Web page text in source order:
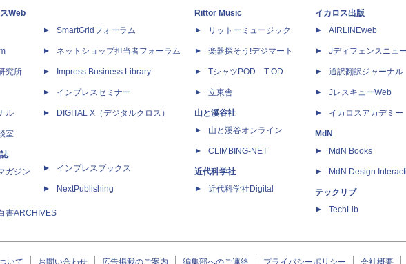
Web
究所
ル
室
ガジン
書ARCHIVES
SmartGridフォーラム
ネットショップ担当者フォーラム
Impress Business Library
インプレスセミナー
DIGITAL X（デジタルクロス）
インプレスブックス
NextPublishing
Rittor Music
リットーミュージック
楽器探そう!デジマート
TシャツPOD T-OD
立東舎
山と溪谷社
山と溪谷オンライン
CLIMBING-NET
近代科学社
近代科学社Digital
イカロス出版
AIRLINEweb
Jディフェンスニュ
通訳翻訳ジャーナル
JレスキューWeb
イカロスアカデミー
MdN
MdN Books
MdN Design
テックリブ
TechLib
いて お問い合わせ 広告掲載のご案内 編集部へのご連絡 プライバシーポリシー 会社概要